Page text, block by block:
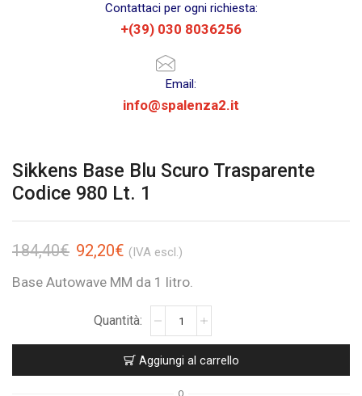
Contattaci per ogni richiesta:
+(39) 030 8036256
Email:
info@spalenza2.it
Sikkens Base Blu Scuro Trasparente
Codice 980 Lt. 1
184,40€ 92,20€ (IVA escl.)
Base Autowave MM da 1 litro.
Aggiungi al carrello